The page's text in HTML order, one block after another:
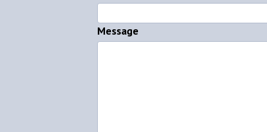
Message